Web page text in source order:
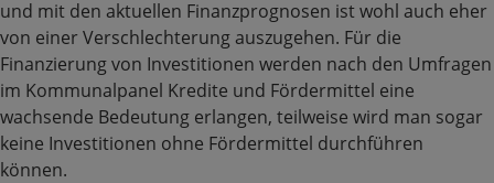
und mit den aktuellen Finanzprognosen ist wohl auch eher
von einer Verschlechterung auszugehen. Für die
Finanzierung von Investitionen werden nach den Umfragen
im Kommunalpanel Kredite und Fördermittel eine
wachsende Bedeutung erlangen, teilweise wird man sogar
keine Investitionen ohne Fördermittel durchführen
können.